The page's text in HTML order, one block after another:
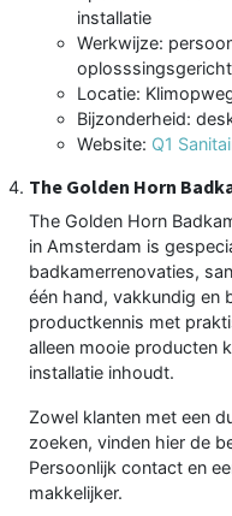
installatie
Werkwijze:
Locatie:
Bijzonderheid:
Website: Q1
The Golden Horn
The Golden Horn
in Amsterdam is
badkamerrenovaties,
één hand, vakkundig en
productkennis met
alleen mooie producten
installatie inhoudt.
Zowel klanten met een
zoeken, vinden hier de
Persoonlijk contact en
makkelijker.